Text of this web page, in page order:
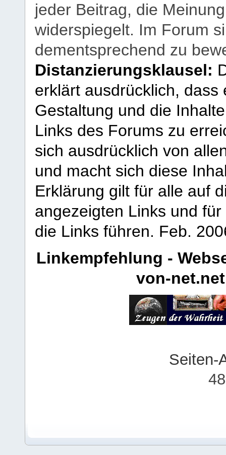
jeder Beitrag, die
widerspiegelt. Im Forum
dementsprechend zu
Distanzierungsklausel:
erklärt ausdrücklich,
Gestaltung und die
Links des Forums zu
sich ausdrücklich von
und macht sich diese
Erklärung gilt für alle auf
angezeigten Links und
die Links führen. Feb.
Linkempfehlung -
von-net.net
Seiten-